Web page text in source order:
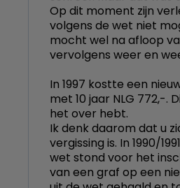
Op dit moment zijn
volgens de wet niet
mocht wel na afloop
vervolgens weer en
In 1997 kostte een
met 10 jaar NLG 772,-.
het over hebt.
Ik denk daarom dat u
vergissing is. In 1990/
wet stond voor het
van een graf op een